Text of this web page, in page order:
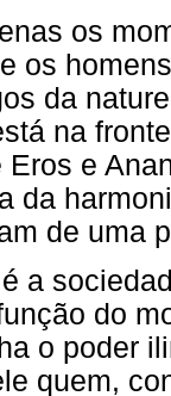
os
os
da
na
Eros e
da
de uma
a
do
o poder
quem,